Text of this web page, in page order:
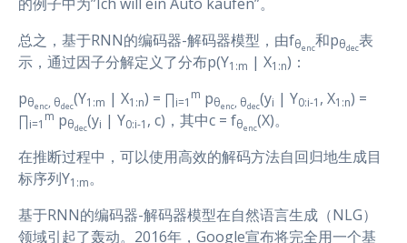
总之，基于RNN的编码器-解码器模型，由fθenc和pθdec表
示，通过因子分解定义了分布p(Y1:m | X1:n)：
pθenc, θdec(Y1:m | X1:n) = ∏i=1
m pθenc, θdec(yi | Y0:i-1 , X1:n) =
∏i=1
m pθdec(yi | Y0:i-1 , c)，其中c = fθenc(X)。
在推断过程中，可以使用高效的解码方法自回归地生成目
标序列Y1:m。
基于RNN的编码器-解码器模型在自然语言生成（NLG）
领域引起了轰动。2016年，Google宣布将完全用一个基